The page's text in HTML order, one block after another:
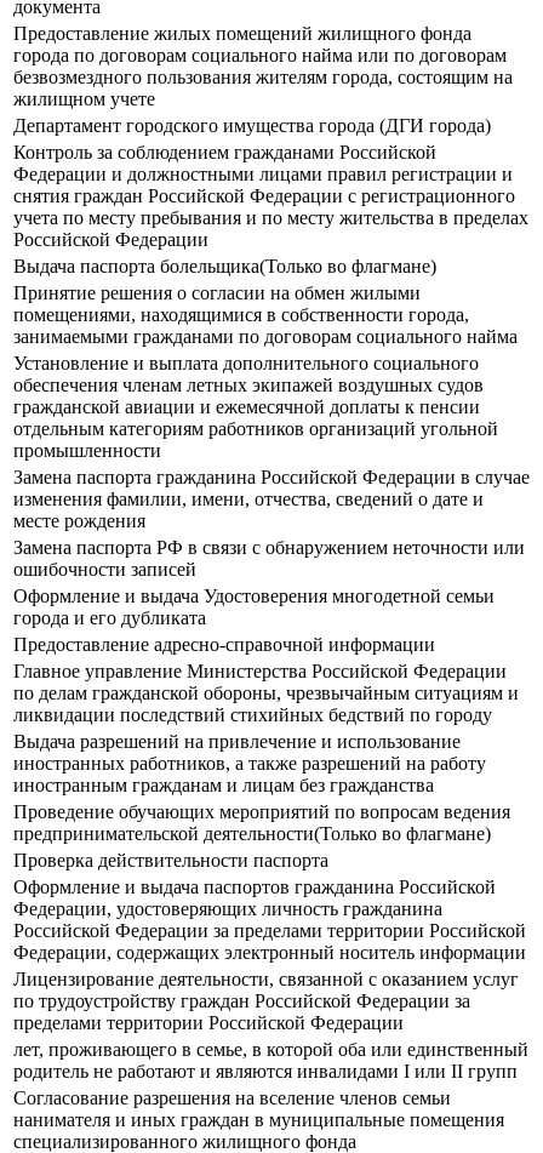
документа
Предоставление жилых помещений жилищного фонда
города по договорам социального найма или по договорам
безвозмездного пользования жителям города, состоящим на
жилищном учете
Департамент городского имущества города (ДГИ города)
Контроль за соблюдением гражданами Российской
Федерации и должностными лицами правил регистрации и
снятия граждан Российской Федерации с регистрационного
учета по месту пребывания и по месту жительства в пределах
Российской Федерации
Выдача паспорта болельщика(Только во флагмане)
Принятие решения о согласии на обмен жилыми
помещениями, находящимися в собственности города,
занимаемыми гражданами по договорам социального найма
Установление и выплата дополнительного социального
обеспечения членам летных экипажей воздушных судов
гражданской авиации и ежемесячной доплаты к пенсии
отдельным категориям работников организаций угольной
промышленности
Замена паспорта гражданина Российской Федерации в случае
изменения фамилии, имени, отчества, сведений о дате и
месте рождения
Замена паспорта РФ в связи с обнаружением неточности или
ошибочности записей
Оформление и выдача Удостоверения многодетной семьи
города и его дубликата
Предоставление адресно-справочной информации
Главное управление Министерства Российской Федерации
по делам гражданской обороны, чрезвычайным ситуациям и
ликвидации последствий стихийных бедствий по городу
Выдача разрешений на привлечение и использование
иностранных работников, а также разрешений на работу
иностранным гражданам и лицам без гражданства
Проведение обучающих мероприятий по вопросам ведения
предпринимательской деятельности(Только во флагмане)
Проверка действительности паспорта
Оформление и выдача паспортов гражданина Российской
Федерации, удостоверяющих личность гражданина
Российской Федерации за пределами территории Российской
Федерации, содержащих электронный носитель информации
Лицензирование деятельности, связанной с оказанием услуг
по трудоустройству граждан Российской Федерации за
пределами территории Российской Федерации
лет, проживающего в семье, в которой оба или единственный
родитель не работают и являются инвалидами I или II групп
Согласование разрешения на вселение членов семьи
нанимателя и иных граждан в муниципальные помещения
специализированного жилищного фонда